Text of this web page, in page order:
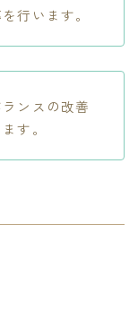
行います。
ンスの改善
す。